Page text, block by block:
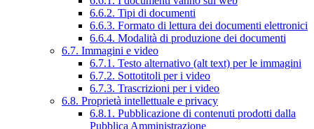
6.6.2. Tipi di documenti
6.6.3. Formato di lettura dei documenti elettronici
6.6.4. Modalità di produzione dei documenti
6.7. Immagini e video
6.7.1. Testo alternativo (alt text) per le immagini
6.7.2. Sottotitoli per i video
6.7.3. Trascrizioni per i video
6.8. Proprietà intellettuale e privacy
6.8.1. Pubblicazione di contenuti prodotti dalla
Pubblica Amministrazione